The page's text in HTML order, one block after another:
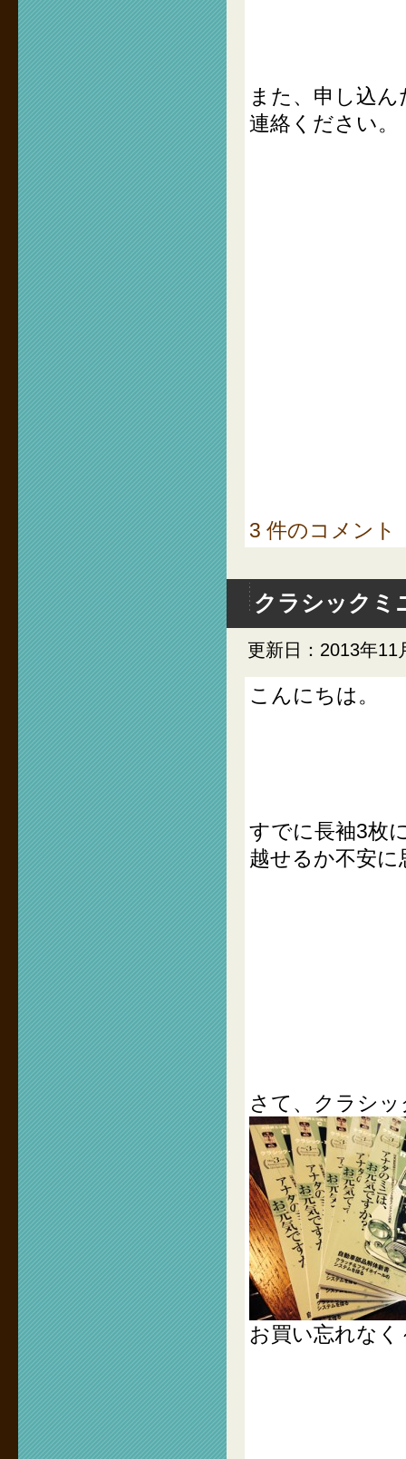
また、申し込
連絡ください。
3 件のコメント
クラシックミ
更新日：2013年11
こんにちは。
すでに長袖3枚
越せるか不安
さて、クラシ
お買い忘れなく